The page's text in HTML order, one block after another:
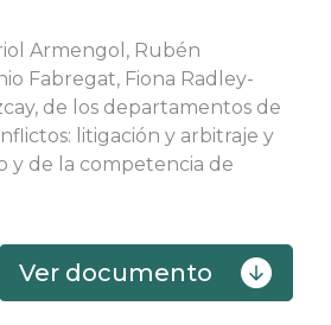
Armengol, Rubén
Fabregat, Fiona Radley-
de los departamentos de
litigación y arbitraje y
y de la competencia de
Ver documento